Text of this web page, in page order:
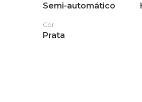
Semi-automático
Cor
Prata